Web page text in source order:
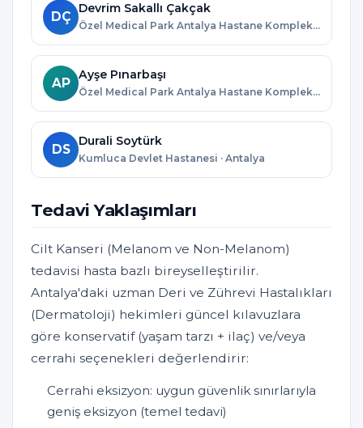
DÇ
Devrim Sakallı Çakçak
Özel Medical Park Antalya Hastane Kompleksi · Antalya
AP
Ayşe Pınarbaşı
Özel Medical Park Antalya Hastane Kompleksi · Antalya
DS
Durali Soytürk
Kumluca Devlet Hastanesi · Antalya
Tedavi Yaklaşımları
Cilt Kanseri (Melanom ve Non-Melanom)
tedavisi hasta bazlı bireyselleştirilir.
Antalya'daki uzman Deri ve Zührevi Hastalıkları
(Dermatoloji) hekimleri güncel kılavuzlara
göre konservatif (yaşam tarzı + ilaç) ve/veya
cerrahi seçenekleri değerlendirir:
Cerrahi eksizyon: uygun güvenlik sınırlarıyla
geniş eksizyon (temel tedavi)